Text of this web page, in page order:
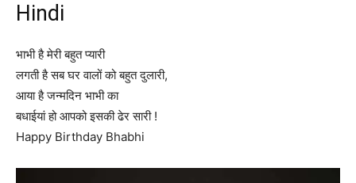
Hindi
भाभी है मेरी बहुत प्यारी
लगती है सब घर वालों को बहुत दुलारी,
आया है जन्मदिन भाभी का
बधाईयां हो आपको इसकी ढेर सारी !
Happy Birthday Bhabhi